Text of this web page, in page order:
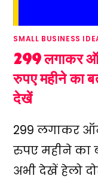
SMALL BUSINESS
299 लगाकर
रुपए महीने का
देखें
299 लगाकर
रुपए महीने का
अभी देखें हेलो